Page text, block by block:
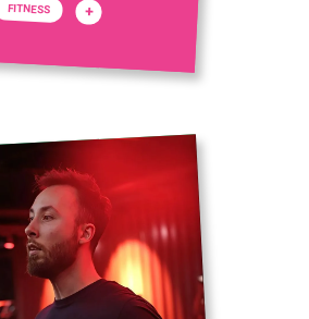
FITNESS +